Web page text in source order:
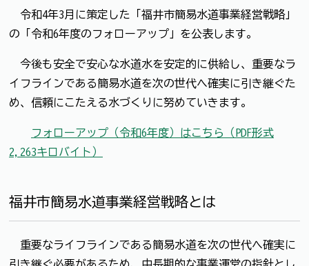
令和4年3月に策定した「福井市簡易水道事業経営戦略」
の「令和6年度のフォローアップ」を公表します。
今後も安全で安心な水道水を安定的に供給し、重要なラ
イフラインである簡易水道を次の世代へ確実に引き継ぐた
め、信頼にこたえる水づくりに努めていきます。
フォローアップ（令和6年度）はこちら（PDF形式
2,263キロバイト）
福井市簡易水道事業経営戦略とは
重要なライフラインである簡易水道を次の世代へ確実に
引き継ぐ必要があるため、中長期的な事業運営の指針とし